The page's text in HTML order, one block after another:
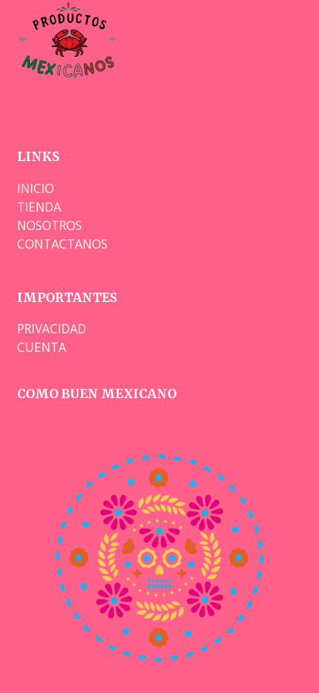
LINKS
INICIO
TIENDA
NOSOTROS
CONTACTANOS
IMPORTANTES
PRIVACIDAD
CUENTA
COMO BUEN MEXICANO